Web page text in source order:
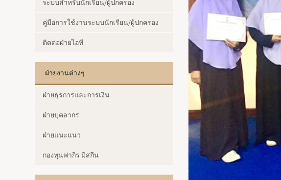
ระบบสำหรับนักเรียน/ผู้ปกครอง
คู่มือการใช้งานระบบนักเรียน/ผู้ปกครอง
ติดต่อฝ่ายไอที
ฝ่ายงานต่างๆ
ฝ่ายธุรการและการเงิน
ฝ่ายบุคลากร
ฝ่ายแนะแนว
กองทุนฟากิร มิสกีน